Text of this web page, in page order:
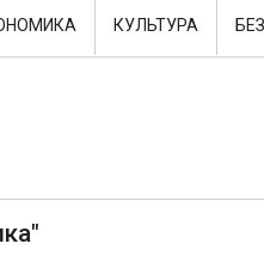
КУЛЬТУРА